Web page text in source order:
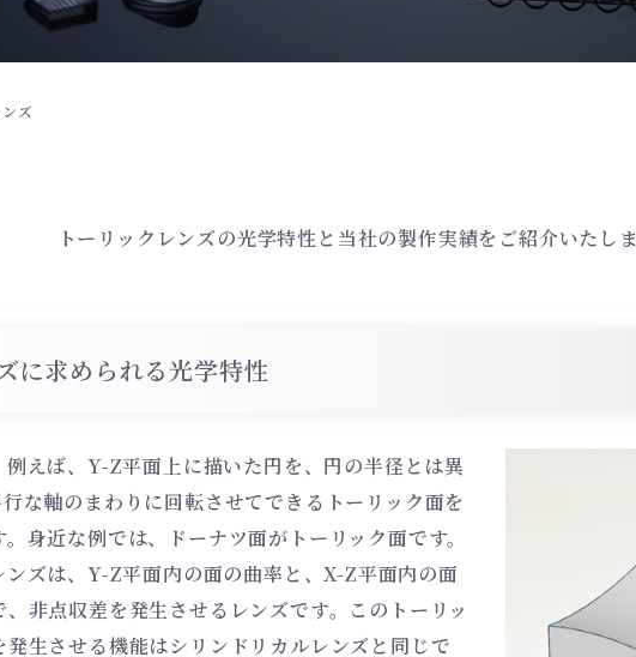
ズ
トーリックレンズの光学特性と当社の製作実績をご紹介いたし
に求められる光学特性
例えば、Y-Z平面上に描いた円を、円の半径とは異
な軸のまわりに回転させてできるトーリック面を
身近な例では、ドーナツ面がトーリック面です。
ンズは、Y-Z平面内の面の曲率と、X-Z平面内の面
非点収差を発生させるレンズです。このトーリッ
生させる機能はシリンドリカルレンズと同じで